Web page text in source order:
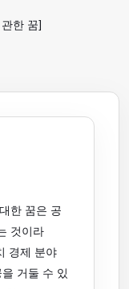
한 꿈]
한 꿈은 공
것이라
경제 분야
거둘 수 있